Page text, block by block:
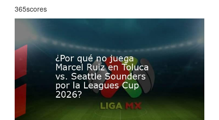
365scores